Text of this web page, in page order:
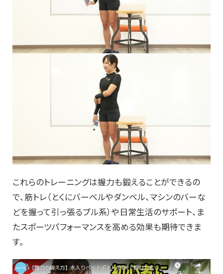
これらのトレーニングは握力も鍛えることができるの
で、筋トレ（とくにバーベルやダンベル、マシンのバーな
どを握って引っ張るプル系）や日常生活のサポート、ま
たスポーツパフォーマンスを高める効果も期待できま
す。